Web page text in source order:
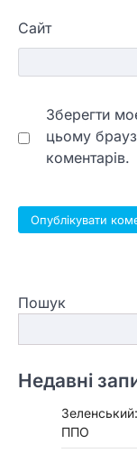
Сайт
Зберегти
цьому
коментарів.
Пошук
Недавні
ППО